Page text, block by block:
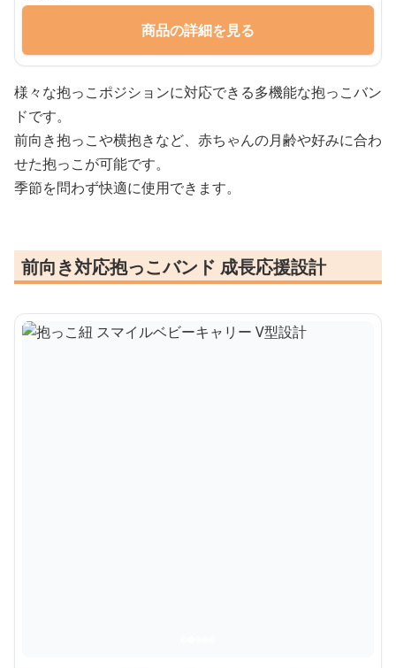
商品の詳細を見る
様々な抱っこポジションに対応できる多機能な抱っこバン
ドです。
前向き抱っこや横抱きなど、赤ちゃんの月齢や好みに合わ
せた抱っこが可能です。
季節を問わず快適に使用できます。
前向き対応抱っこバンド 成長応援設計